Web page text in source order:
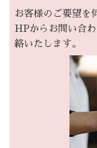
お客様のご要望を
HPからお問い合
絡いたします。